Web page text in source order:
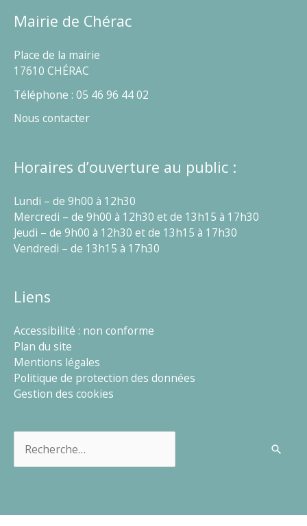
Mairie de Chérac
Place de la mairie
17610 CHÉRAC
Téléphone : 05 46 96 44 02
Nous contacter
Horaires d’ouverture au public :
Lundi – de 9h00 à 12h30
Mercredi – de 9h00 à 12h30 et de 13h15 à 17h30
Jeudi – de 9h00 à 12h30 et de 13h15 à 17h30
Vendredi – de 13h15 à 17h30
Liens
Accessibilité : non conforme
Plan du site
Mentions légales
Politique de protection des données
Gestion des cookies